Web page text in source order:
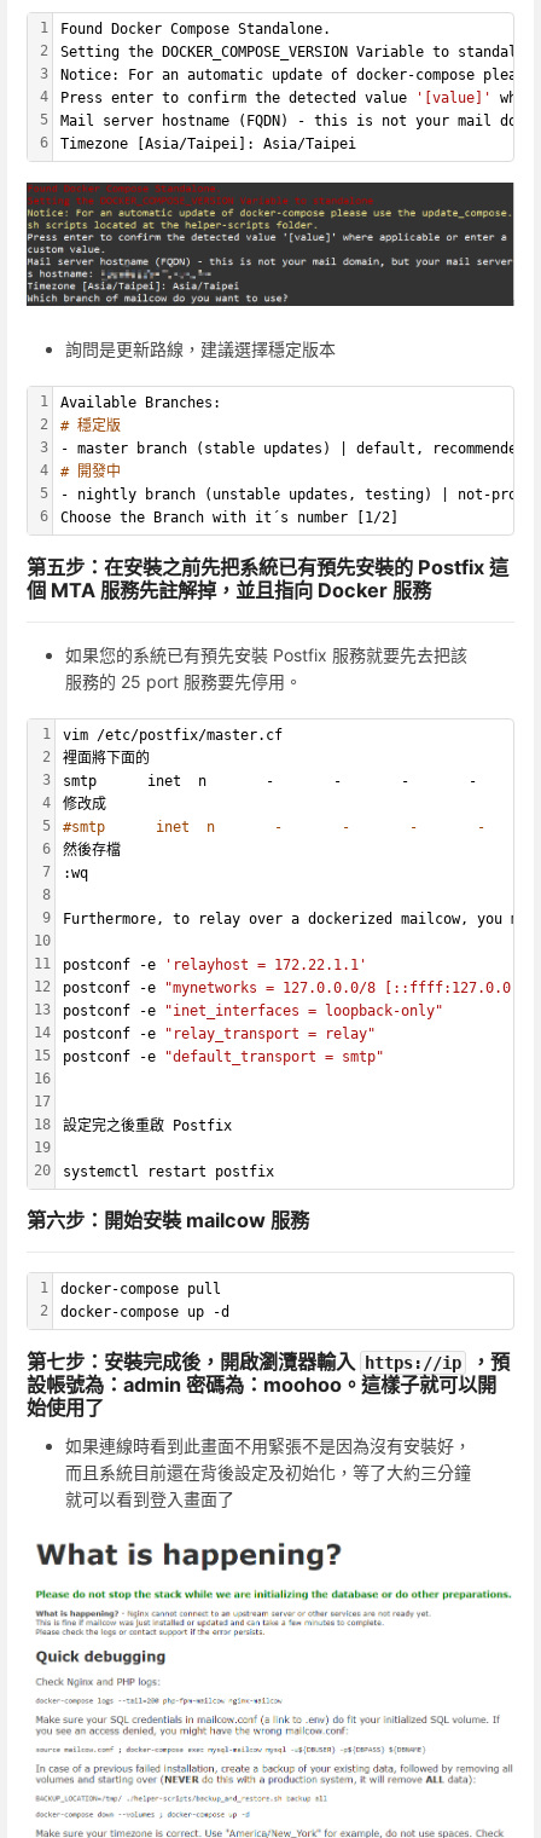
1
2
3
4
5
6
Found Docker Compose Standalone.
Setting the DOCKER_COMPOSE_VERSION Variable to standalone
Notice: For an automatic update of docker-compose
Press enter to confirm the detected value
'[value]'
Mail server hostname (FQDN) - this is not your mail
Timezone [Asia/Taipei]: Asia/Taipei
詢問是更新路線，建議選擇穩定版本
1
2
3
4
5
6
Available Branches:
# 穩定版
- master branch (stable updates) | default, recommended
# 開發中
- nightly branch (unstable updates, testing) | not-
Choose the Branch with it´s number [1/2]
第五步：在安裝之前先把系統已有預先安裝的 Postfix 這
個 MTA 服務先註解掉，並且指向 Docker 服務
如果您的系統已有預先安裝 Postfix 服務就要先去把該
服務的 25 port 服務要先停用。
1
2
3
4
5
6
7
8
9
10
11
12
13
14
15
16
17
18
19
20
vim /etc/postfix/master.cf
裡面將下面的
smtp      inet  n       -       -       -       -
修改成
#smtp      inet  n       -       -       -       -
然後存檔
:wq
Furthermore, to relay over a dockerized mailcow, you
postconf -e
'relayhost = 172.22.1.1'
postconf -e
"mynetworks = 127.0.0.0/8
postconf -e
"inet_interfaces = loopback-only"
postconf -e
"relay_transport = relay"
postconf -e
"default_transport = smtp"
設定完之後重啟 Postfix
systemctl restart postfix
第六步：開始安裝 mailcow 服務
1
2
docker-compose pull
docker-compose up -d
第七步：安裝完成後，開啟瀏灠器輸入 https://ip
，預
設帳號為：admin 密碼為：moohoo。這樣子就可以開
始使用了
如果連線時看到此畫面不用緊張不是因為沒有安裝好，
而且系統目前還在背後設定及初始化，等了大約三分鐘
就可以看到登入畫面了